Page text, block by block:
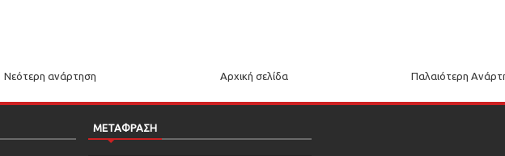
Νεότερη ανάρτηση Παλαιότερη
Αρχική σελίδα
ΜΕΤΑΦΡΑΣΗ